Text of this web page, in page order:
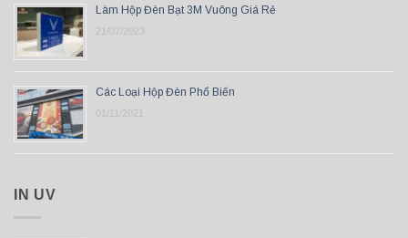
Làm Hộp Đèn Bạt 3M Vuông Giá Rẻ
21/07/2023
Các Loại Hộp Đèn Phổ Biến
01/11/2021
IN UV